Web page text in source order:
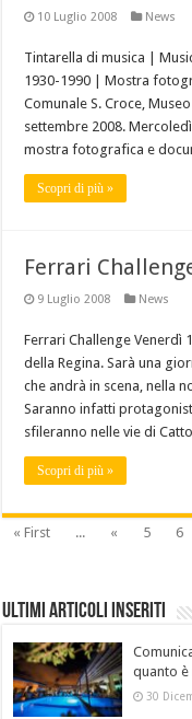
10 Luglio 2008 News
Tintarella di musica |
1930-1990 | Mostra
Comunale S. Croce,
settembre 2008.
mostra fotografica e
Scopri di più »
Ferrari
9 Luglio 2008 News
Ferrari Challenge Venerdì
della Regina. Sarà una
che andrà in scena, nella
Saranno infatti
sfileranno nelle vie di
Scopri di più »
« First ... « 5 6
Ultimi Articoli Inseriti
quanto
30